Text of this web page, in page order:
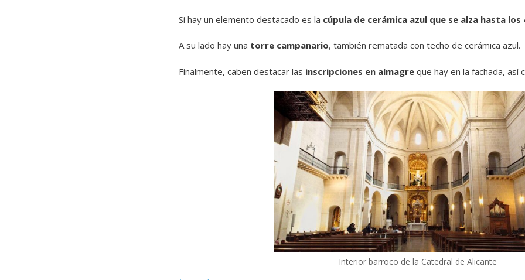
Si hay un elemento destacado es la cúpula de cerámica azul que se alza hasta
A su lado hay una torre campanario, también rematada con techo de cerámica azul.
Finalmente, caben destacar las inscripciones en almagre que hay en la fachada, así
Interior barroco de la Catedral de Alicante